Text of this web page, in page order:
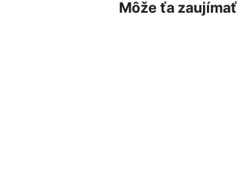
Môže ťa zaujímať